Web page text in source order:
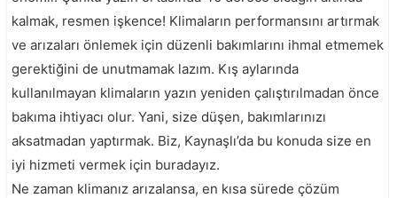
kalmak, resmen işkence! Klimaların performansını artırmak
ve arızaları önlemek için düzenli bakımlarını ihmal etmemek
gerektiğini de unutmamak lazım. Kış aylarında
kullanılmayan klimaların yazın yeniden çalıştırılmadan önce
bakıma ihtiyacı olur. Yani, size düşen, bakımlarınızı
aksatmadan yaptırmak. Biz, Kaynaşlı’da bu konuda size en
iyi hizmeti vermek için buradayız.
Ne zaman klimanız arızalansa, en kısa sürede çözüm